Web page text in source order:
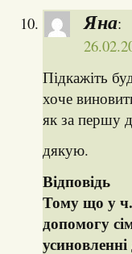
Яна:
Підкажіть
хоче
як за першу
дякую.
Відповідь
Тому що у ч.
допомогу